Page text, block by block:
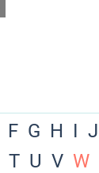
F G H I J
T U V W